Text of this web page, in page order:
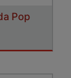
Pop